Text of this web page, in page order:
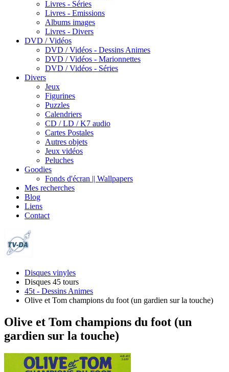
Livres - Séries
Livres - Emissions
Albums images
Livres - Divers
DVD / Vidéos
DVD / Vidéos - Dessins Animes
DVD / Vidéos - Marionnettes
DVD / Vidéos - Séries
Divers
Jeux
Figurines
Puzzles
Calendriers
CD / LD / K7 audio
Cartes Postales
Autres objets
Jeux vidéos
Peluches
Goodies
Fonds d'écran || Wallpapers
Mes recherches
Blog
Liens
Contact
Disques vinyles
Disques 45 tours
45t - Dessins Animes
Olive et Tom champions du foot (un gardien sur la touche)
Olive et Tom champions du foot (un
gardien sur la touche)